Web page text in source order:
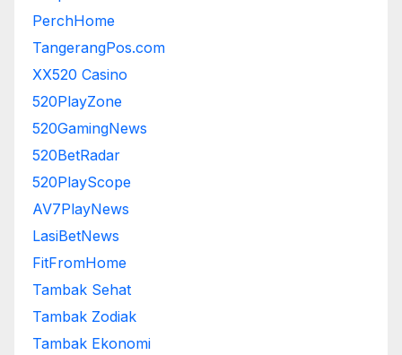
PerchHome
TangerangPos.com
XX520 Casino
520PlayZone
520GamingNews
520BetRadar
520PlayScope
AV7PlayNews
LasiBetNews
FitFromHome
Tambak Sehat
Tambak Zodiak
Tambak Ekonomi